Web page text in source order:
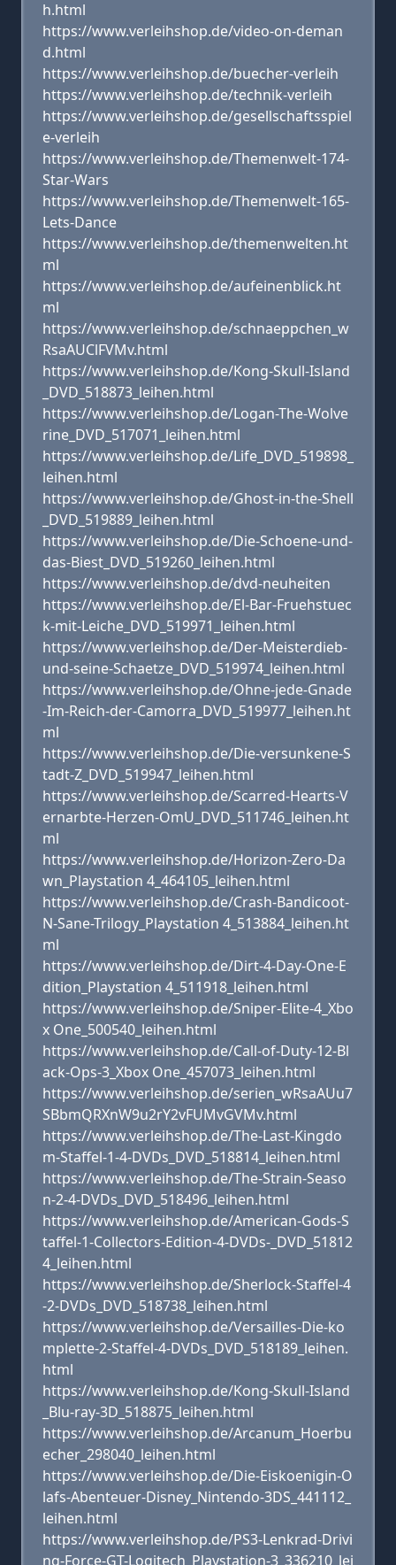
h.html
https://www.verleihshop.de/video-on-deman
d.html
https://www.verleihshop.de/buecher-verleih
https://www.verleihshop.de/technik-verleih
https://www.verleihshop.de/gesellschaftsspiel
e-verleih
https://www.verleihshop.de/Themenwelt-174-
Star-Wars
https://www.verleihshop.de/Themenwelt-165-
Lets-Dance
https://www.verleihshop.de/themenwelten.ht
ml
https://www.verleihshop.de/aufeinenblick.ht
ml
https://www.verleihshop.de/schnaeppchen_w
RsaAUClFVMv.html
https://www.verleihshop.de/Kong-Skull-Island
_DVD_518873_leihen.html
https://www.verleihshop.de/Logan-The-Wolve
rine_DVD_517071_leihen.html
https://www.verleihshop.de/Life_DVD_519898_
leihen.html
https://www.verleihshop.de/Ghost-in-the-Shell
_DVD_519889_leihen.html
https://www.verleihshop.de/Die-Schoene-und-
das-Biest_DVD_519260_leihen.html
https://www.verleihshop.de/dvd-neuheiten
https://www.verleihshop.de/El-Bar-Fruehstuec
k-mit-Leiche_DVD_519971_leihen.html
https://www.verleihshop.de/Der-Meisterdieb-
und-seine-Schaetze_DVD_519974_leihen.html
https://www.verleihshop.de/Ohne-jede-Gnade
-Im-Reich-der-Camorra_DVD_519977_leihen.ht
ml
https://www.verleihshop.de/Die-versunkene-S
tadt-Z_DVD_519947_leihen.html
https://www.verleihshop.de/Scarred-Hearts-V
ernarbte-Herzen-OmU_DVD_511746_leihen.ht
ml
https://www.verleihshop.de/Horizon-Zero-Da
wn_Playstation 4_464105_leihen.html
https://www.verleihshop.de/Crash-Bandicoot-
N-Sane-Trilogy_Playstation 4_513884_leihen.ht
ml
https://www.verleihshop.de/Dirt-4-Day-One-E
dition_Playstation 4_511918_leihen.html
https://www.verleihshop.de/Sniper-Elite-4_Xbo
x One_500540_leihen.html
https://www.verleihshop.de/Call-of-Duty-12-Bl
ack-Ops-3_Xbox One_457073_leihen.html
https://www.verleihshop.de/serien_wRsaAUu7
SBbmQRXnW9u2rY2vFUMvGVMv.html
https://www.verleihshop.de/The-Last-Kingdo
m-Staffel-1-4-DVDs_DVD_518814_leihen.html
https://www.verleihshop.de/The-Strain-Seaso
n-2-4-DVDs_DVD_518496_leihen.html
https://www.verleihshop.de/American-Gods-S
taffel-1-Collectors-Edition-4-DVDs-_DVD_51812
4_leihen.html
https://www.verleihshop.de/Sherlock-Staffel-4
-2-DVDs_DVD_518738_leihen.html
https://www.verleihshop.de/Versailles-Die-ko
mplette-2-Staffel-4-DVDs_DVD_518189_leihen.
html
https://www.verleihshop.de/Kong-Skull-Island
_Blu-ray-3D_518875_leihen.html
https://www.verleihshop.de/Arcanum_Hoerbu
echer_298040_leihen.html
https://www.verleihshop.de/Die-Eiskoenigin-O
lafs-Abenteuer-Disney_Nintendo-3DS_441112_
leihen.html
https://www.verleihshop.de/PS3-Lenkrad-Drivi
ng-Force-GT-Logitech_Playstation-3_336210_lei